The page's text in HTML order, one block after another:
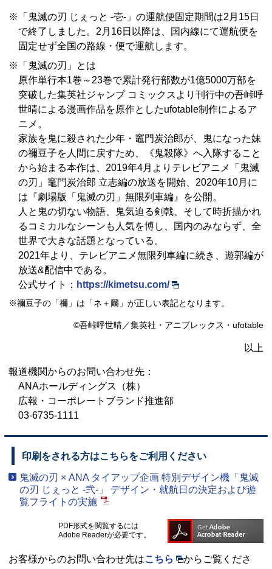
※「鬼滅の刃 じぇっと -壱-」の運航便固定期間は2月15日
で終了しました。2月16日以降は、国内線にて運航便を
固定せず全国の路線・便で運航します。
※「鬼滅の刃」とは
原作単行本1巻～23巻で累計発行部数が1億5000万部を
突破した集英社ジャンプ コミックスより刊行中の吾峠呼
世晴による漫画作品を原作としたufotable制作によるア
ニメ。
家族を鬼に殺された少年・竈門炭治郎が、鬼になった妹
の禰豆子を人間に戻すため、《鬼殺隊》へ入隊すること
から始まる本作は、2019年4月よりテレビアニメ「鬼滅
の刃」竈門炭治郎 立志編の放送を開始、2020年10月に
は『劇場版「鬼滅の刃」無限列車編』を公開。
人と鬼の切ない物語、鬼気迫る剣戟、そして時折描かれ
るコミカルなシーンも人気を博し、国内のみならず、全
世界で大きな話題となっている。
2021年より、テレビアニメ無限列車編に続き、遊郭編が
放送&配信中である。
公式サイト： https://kimetsu.com/
※禰豆子の「禰」は「ネ＋爾」が正しい表記となります。
©吾峠呼世晴／集英社・アニプレックス・ufotable
以上
報道機関からのお問い合わせ先：
ANAホールディングス（株）
広報・コーポレートブランド推進部
03-6735-1111
印刷をされる方はこちらをご利用ください
鬼滅の刃 × ANA タイアップ企画 特別デザイン機「鬼滅
の刃 じぇっと -弐-」 デザイン・就航日の決定および遊
覧フライトの実施
PDF形式を閲覧するには
Adobe Readerが必要です。
お客様からのお問い合わせ先はこちら
からご覧くださ